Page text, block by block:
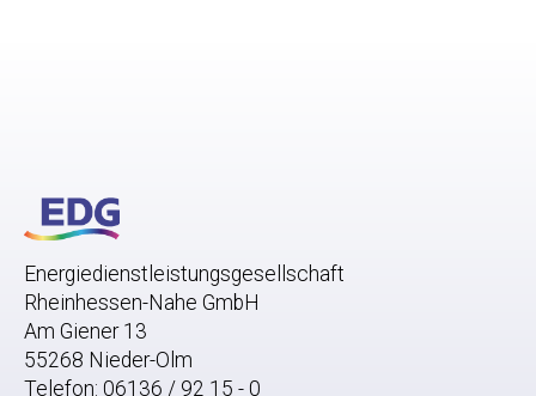
Energiedienstleistungsgesellschaft
Rheinhessen-Nahe GmbH
Am Giener 13
55268 Nieder-Olm
Telefon: 06136 / 92 15 - 0